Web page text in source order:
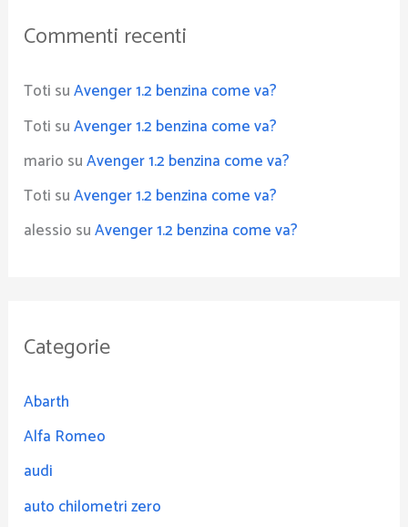
Commenti recenti
Toti suAvenger 1.2 benzina come va?
Toti suAvenger 1.2 benzina come va?
mario suAvenger 1.2 benzina come va?
Toti suAvenger 1.2 benzina come va?
alessio suAvenger 1.2 benzina come va?
Categorie
Abarth
Alfa Romeo
audi
auto chilometri zero